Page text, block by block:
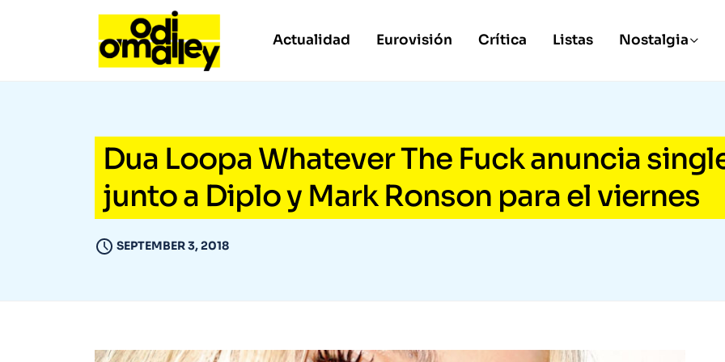
Actualidad Eurovisión Crítica Listas Nostalgia
Dua Loopa Whatever The Fuck anuncia
junto a Diplo y Mark Ronson para el viernes
SEPTEMBER 3, 2018